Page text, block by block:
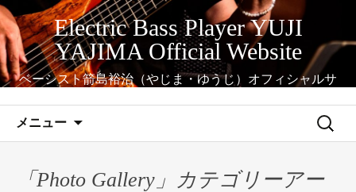
コ
ン
テ
ン
ツ
へ
Electric Bass Player YUJI
YAJIMA Official Website
ベーシスト箭島裕治（やじま・ゆうじ）オフィシャルサ
メニュー
検
「Photo Gallery」カテゴリーアー